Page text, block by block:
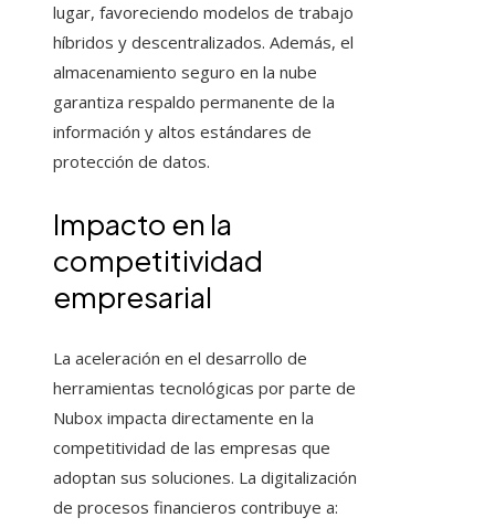
lugar, favoreciendo modelos de trabajo
híbridos y descentralizados. Además, el
almacenamiento seguro en la nube
garantiza respaldo permanente de la
información y altos estándares de
protección de datos.
Impacto en la
competitividad
empresarial
La aceleración en el desarrollo de
herramientas tecnológicas por parte de
Nubox impacta directamente en la
competitividad de las empresas que
adoptan sus soluciones. La digitalización
de procesos financieros contribuye a: